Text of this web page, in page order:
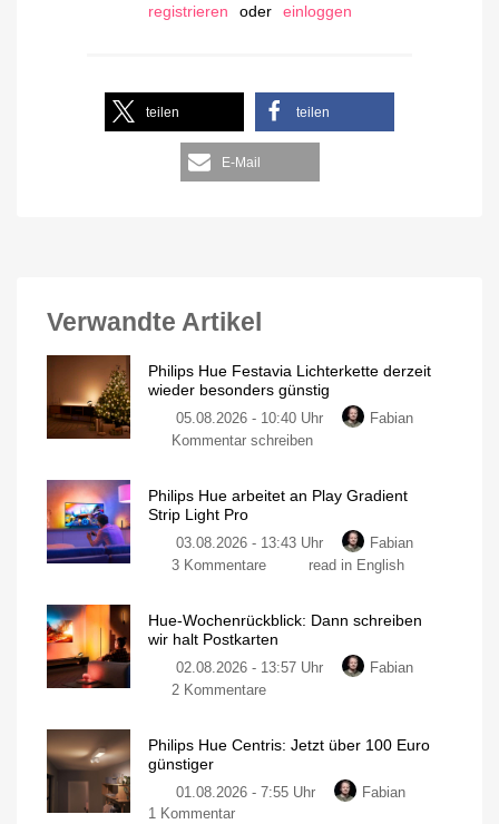
registrieren oder einloggen
teilen teilen
E-Mail
Verwandte Artikel
Philips Hue Festavia Lichterkette derzeit
wieder besonders günstig
05.08.2026 - 10:40 Uhr
Fabian
Kommentar schreiben
Philips Hue arbeitet an Play Gradient
Strip Light Pro
03.08.2026 - 13:43 Uhr
Fabian
3 Kommentare
read in English
Hue-Wochenrückblick: Dann schreiben
wir halt Postkarten
02.08.2026 - 13:57 Uhr
Fabian
2 Kommentare
Philips Hue Centris: Jetzt über 100 Euro
günstiger
01.08.2026 - 7:55 Uhr
Fabian
1 Kommentar